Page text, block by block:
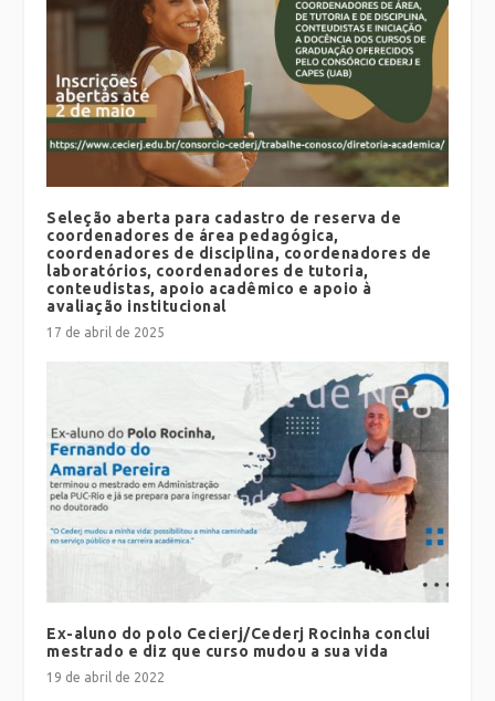
Seleção aberta para cadastro de reserva de
coordenadores de área pedagógica,
coordenadores de disciplina, coordenadores de
laboratórios, coordenadores de tutoria,
conteudistas, apoio acadêmico e apoio à
avaliação institucional
17 de abril de 2025
Ex-aluno do polo Cecierj/Cederj Rocinha conclui
mestrado e diz que curso mudou a sua vida
19 de abril de 2022